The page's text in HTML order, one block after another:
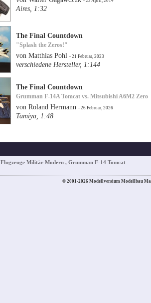
Aires, 1:32
The Final Countdown
"Splash the Zeros!"
von Matthias Pohl- 21 Februar, 2023
verschiedene Hersteller, 1:144
The Final Countdown
Grumman F-14A Tomcat vs. Mitsubishi A6M2 Zero
von Roland Hermann- 26 Februar, 2026
Tamiya, 1:48
Flugzeuge Militär Modern , Grumman F-14 Tomcat
© 2001-2026 Modellversium Modellbau